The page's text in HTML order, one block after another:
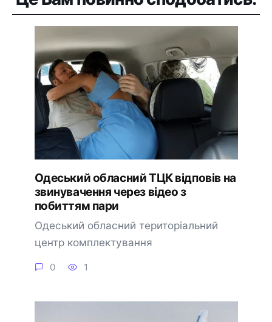
Одеський обласний ТЦК відповів на
звинувачення через відео з
побиттям пари
Одеський обласний територіальний
центр комплектування
0 1